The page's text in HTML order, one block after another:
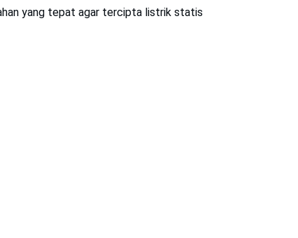
yang tepat agar tercipta listrik statis